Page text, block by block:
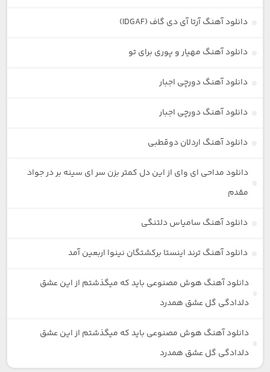
دانلود آهنگ آرتا آی دی گاف (IDGAF)
دانلود آهنگ مهیار و پوری برای تو
دانلود آهنگ دورچی اجبار
دانلود آهنگ دورچی اجبار
دانلود آهنگ اردلان دوقطبی
دانلود مداحی ای وای از این دل کمتر بزن سر ای سینه بر در جواد
مقدم
دانلود آهنگ سامیاس دلتنگی
دانلود آهنگ ترند اینستا برکشتگان نینوا اربعین آمد
دانلود آهنگ هوش مصنوعی باید که میگذشتم از این عشق
دلدادگی گل عشق همدرد
دانلود آهنگ هوش مصنوعی باید که میگذشتم از این عشق
دلدادگی گل عشق همدرد